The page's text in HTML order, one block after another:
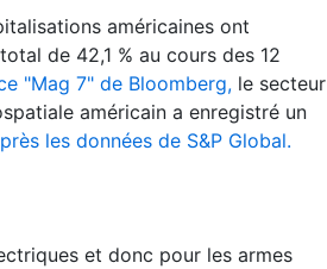
américaines ont
de 42,1 % au cours des 12
"Mag 7" de Bloomberg, le secteur
américain a enregistré un
les données de S&P Global.
et donc pour les armes